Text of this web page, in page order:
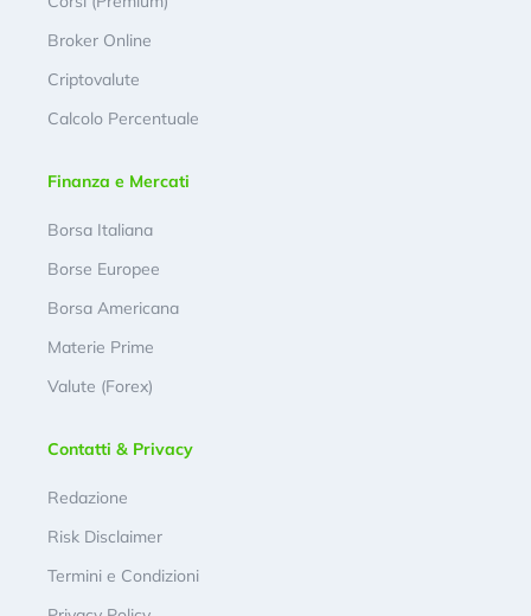
Broker Online
Criptovalute
Calcolo Percentuale
Finanza e Mercati
Borsa Italiana
Borse Europee
Borsa Americana
Materie Prime
Valute (Forex)
Contatti & Privacy
Redazione
Risk Disclaimer
Termini e Condizioni